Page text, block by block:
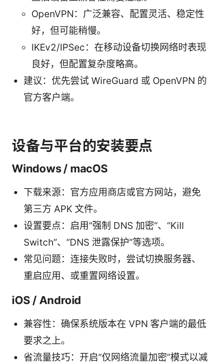
OpenVPN：广泛兼容、配置灵活、稳定性
好，但可能稍慢。
IKEv2/IPSec：在移动设备切换网络时表现
良好，但配置复杂度略高。
建议：优先尝试 WireGuard 或 OpenVPN 的
官方客户端。
设备与平台的安装要点
Windows / macOS
下载来源：官方应用商店或官方网站，避免
第三方 APK 文件。
设置要点：启用“强制 DNS 加密”、“Kill
Switch”、“DNS 泄露保护”等选项。
常见问题：连接失败时，尝试切换服务器、
重启应用、或重置网络设置。
iOS / Android
兼容性：确保系统版本在 VPN 客户端的最低
要求之上。
省流量技巧：开启“仅网络流量加密”模式以减